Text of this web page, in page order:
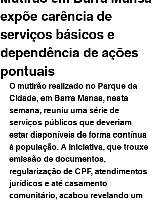
expõe carência de
serviços básicos e
dependência de ações
pontuais
O mutirão realizado no Parque da
Cidade, em Barra Mansa, nesta
semana, reuniu uma série de
serviços públicos que deveriam
estar disponíveis de forma contínua
à população. A iniciativa, que trouxe
emissão de documentos,
regularização de CPF, atendimentos
jurídicos e até casamento
comunitário, acabou revelando um